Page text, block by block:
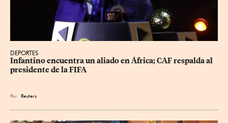
DEPORTES
Infantino encuentra un aliado en África; CAF respalda al
presidente de la FIFA
Por Reuters